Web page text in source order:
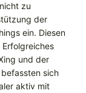
zu
der
ein. Diesen
und der
sich
aktiv mit